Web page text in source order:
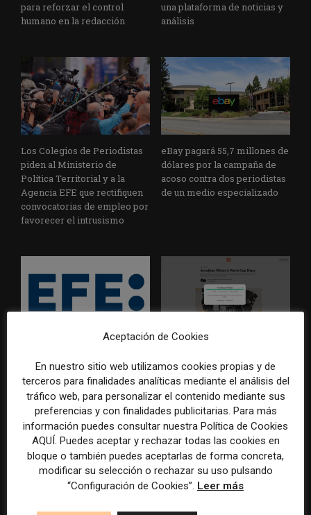
para reforzar el control
humano en la redacción
una plataforma de noticias y
análisis
Los Colegios de Periodistas
piden al Ministerio de
Política Territorial y a la
Agencia EFE que rectifiquen
convocatorias de empleo por
favorecer el intrusismo
eBay pagará 55,7 millones de
dólares por la campaña de
acoso contra dos periodistas
de un medio especializado
integrar la inteligencia
artificial en sus procesos
informativos con supervisión
humana
herramienta que estima
cuánto contenido ha sido
escrito con inteligencia
artificial
Aceptación de Cookies
En nuestro sitio web utilizamos cookies propias y de
terceros para finalidades analíticas mediante el análisis del
tráfico web, para personalizar el contenido mediante sus
preferencias y con finalidades publicitarias. Para más
información puedes consultar nuestra Política de Cookies
AQUÍ. Puedes aceptar y rechazar todas las cookies en
bloque o también puedes aceptarlas de forma concreta,
modificar su selección o rechazar su uso pulsando
“Configuración de Cookies”. Leer más